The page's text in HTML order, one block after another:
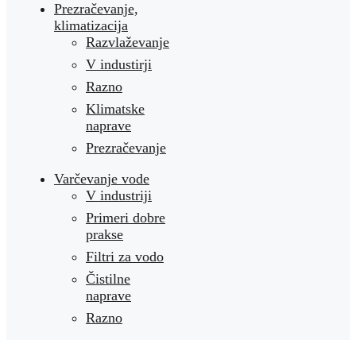
Prezračevanje,
klimatizacija
Razvlaževanje
V industirji
Razno
Klimatske
naprave
Prezračevanje
Varčevanje vode
V industriji
Primeri dobre
prakse
Filtri za vodo
Čistilne
naprave
Razno